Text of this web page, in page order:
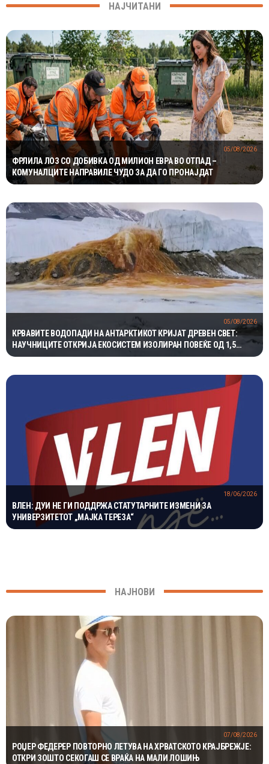
НАЈЧИТАНИ
ФРЛИЛА ЛОЗ СО ДОБИВКА ОД МИЛИОН ЕВРА ВО ОТПАД –
КОМУНАЛЦИТЕ НАПРАВИЛЕ ЧУДО ЗА ДА ГО ПРОНАЈДАТ
05/08/2026
КРВАВИТЕ ВОДОПАДИ НА АНТАРКТИКОТ КРИЈАТ ДРЕВЕН СВЕТ:
НАУЧНИЦИТЕ ОТКРИЈА ЕКОСИСТЕМ ИЗОЛИРАН ПОВЕЌЕ ОД 1,5
МИЛИОНИ ГОДИНИ
05/08/2026
ВЛЕН: ДУИ НЕ ГИ ПОДДРЖА СТАТУТАРНИТЕ ИЗМЕНИ ЗА
УНИВЕРЗИТЕТОТ „МАЈКА ТЕРЕЗА“
18/06/2026
НАЈНОВИ
РОЏЕР ФЕДЕРЕР ПОВТОРНО ЛЕТУВА НА ХРВАТСКОТО КРАЈБРЕЖЈЕ:
ОТКРИ ЗОШТО СЕКОГАШ СЕ ВРАЌА НА МАЛИ ЛОШИЊ
07/08/2026